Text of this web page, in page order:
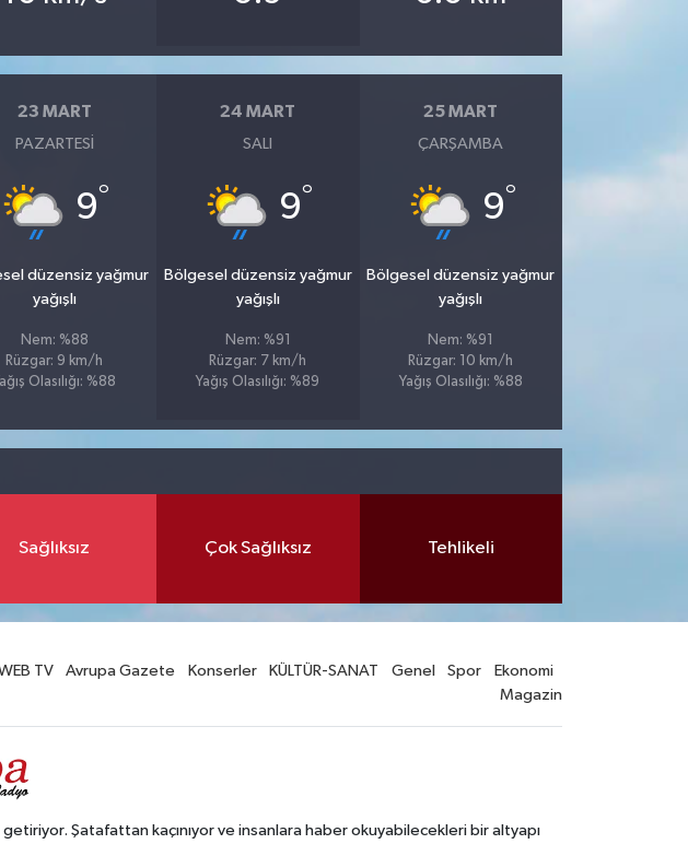
23 MART
PAZARTESI
9°
düzensiz yağmur
yağışlı
Nem: %88
Rüzgar: 9 km/h
Olasılığı: %88
24 MART
SALI
9°
Bölgesel düzensiz yağmur
yağışlı
Nem: %91
Rüzgar: 7 km/h
Yağış Olasılığı: %89
25 MART
ÇARŞAMBA
9°
Bölgesel düzensiz yağmur
yağışlı
Nem: %91
Rüzgar: 10 km/h
Yağış Olasılığı: %88
Sağlıksız Çok Sağlıksız Tehlikeli
TV Avrupa Gazete Konserler KÜLTÜR-SANAT Genel Spor
Ekonomi
Magazin
Şatafattan kaçınıyor ve insanlara haber okuyabilecekleri bir altyapı